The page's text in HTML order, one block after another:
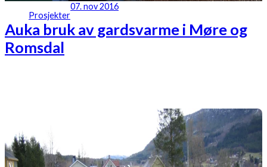
Prosjekter
07. nov 2016
Auka bruk av gardsvarme i Møre og
Romsdal